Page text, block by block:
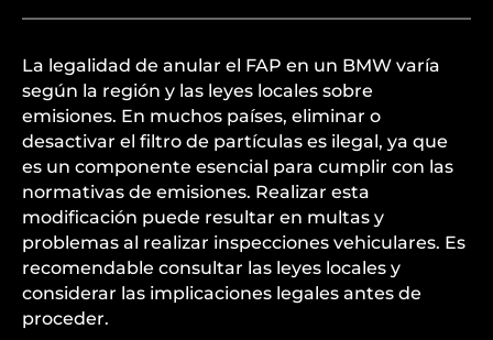
La legalidad de anular el FAP en un BMW varía
según la región y las leyes locales sobre
emisiones. En muchos países, eliminar o
desactivar el filtro de partículas es ilegal, ya que
es un componente esencial para cumplir con las
normativas de emisiones. Realizar esta
modificación puede resultar en multas y
problemas al realizar inspecciones vehiculares. Es
recomendable consultar las leyes locales y
considerar las implicaciones legales antes de
proceder.